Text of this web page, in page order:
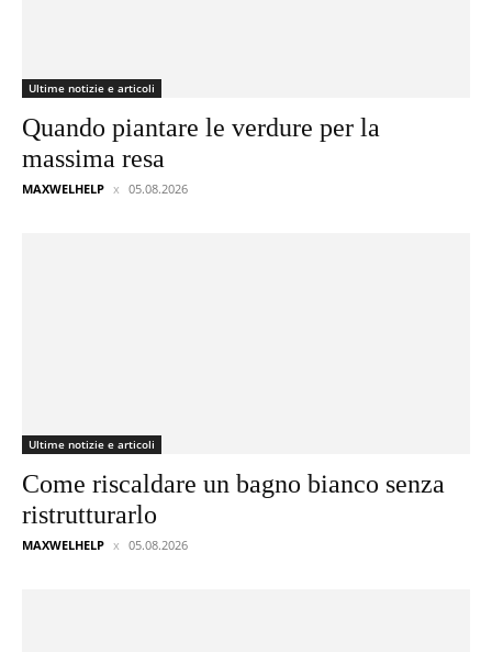
Ultime notizie e articoli
Quando piantare le verdure per la
massima resa
MAXWELHELP 05.08.2026
Ultime notizie e articoli
Come riscaldare un bagno bianco senza
ristrutturarlo
MAXWELHELP 05.08.2026